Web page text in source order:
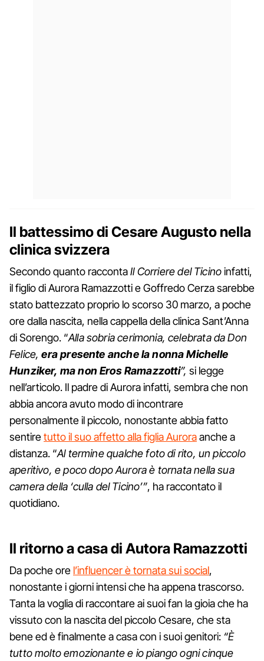
Il battessimo di Cesare Augusto nella
clinica svizzera
Secondo quanto raccontaIl Corriere del Ticinoinfatti,
il figlio di Aurora Ramazzotti e Goffredo Cerza sarebbe
stato battezzato proprio lo scorso 30 marzo, a poche
ore dalla nascita, nella cappella della clinica Sant’Anna
di Sorengo. “Alla sobria cerimonia, celebrata da Don
Felice,era presente anche la nonna Michelle
Hunziker, ma non Eros Ramazzotti”, si legge
nell’articolo. Il padre di Aurora infatti, sembra che non
abbia ancora avuto modo di incontrare
personalmente il piccolo, nonostante abbia fatto
sentiretutto il suo affetto alla figlia Auroraanche a
distanza. “Al termine qualche foto di rito, un piccolo
aperitivo, e poco dopo Aurora è tornata nella sua
camera della ‘culla del Ticino’”, ha raccontato il
quotidiano.
Il ritorno a casa di Autora Ramazzotti
Da poche ore l’influencer è tornata sui social,
nonostante i giorni intensi che ha appena trascorso.
Tanta la voglia di raccontare ai suoi fan la gioia che ha
vissuto con la nascita del piccolo Cesare, che sta
bene ed è finalmente a casa con i suoi genitori: “È
tutto molto emozionante e io piango ogni cinque